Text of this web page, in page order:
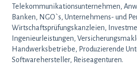
Telekommunikationsunternehmen,
Banken, NGO`s, Unternehmens- und
Wirtschaftsprüfungskanzleien,
Ingenieurleistungen,
Handwerksbetriebe, Produzierende
Softwarehersteller, Reiseagenturen.